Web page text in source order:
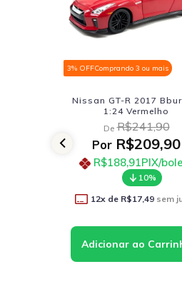
3 ou mais
GT-R 2017 Bburago
R$209,90
PIX/boleto
sem juros
3% OFF
Ram
2019
Por
12x